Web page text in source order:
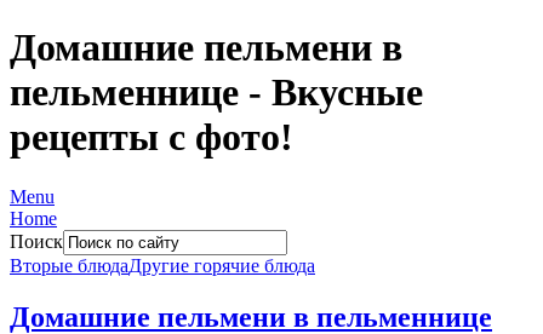
Домашние пельмени в
пельменнице - Вкусные
рецепты с фото!
Menu
Home
Поиск
Вторые блюдаДругие горячие блюда
Домашние пельмени в пельменнице